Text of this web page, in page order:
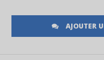
AJOUTER